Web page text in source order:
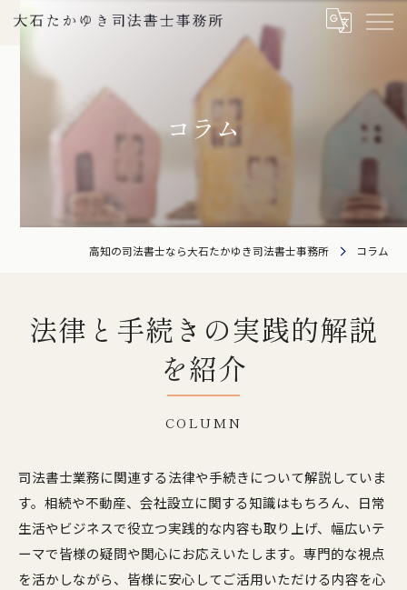
コラム
高知の司法書士なら大石たかゆき司法書士事務所 コラム
法律と手続きの実践的解説
を紹介
COLUMN
司法書士業務に関連する法律や手続きについて解説していま
す。相続や不動産、会社設立に関する知識はもちろん、日常
生活やビジネスで役立つ実践的な内容も取り上げ、幅広いテ
ーマで皆様の疑問や関心にお応えいたします。専門的な視点
を活かしながら、皆様に安心してご活用いただける内容を心